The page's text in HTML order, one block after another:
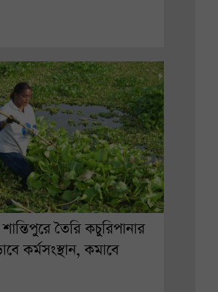
তৈরি কচুরিপানার
কর্মসংস্থান, কমাবে